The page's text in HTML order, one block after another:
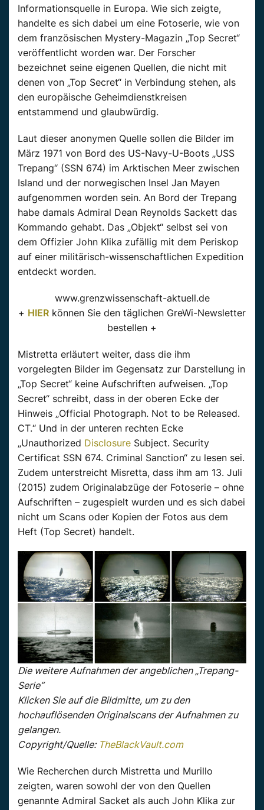
Informationsquelle in Europa. Wie sich zeigte,
handelte es sich dabei um eine Fotoserie, wie von
dem französischen Mystery-Magazin „Top Secret“
veröffentlicht worden war. Der Forscher
bezeichnet seine eigenen Quellen, die nicht mit
denen von „Top Secret“ in Verbindung stehen, als
den europäische Geheimdienstkreisen
entstammend und glaubwürdig.
Laut dieser anonymen Quelle sollen die Bilder im
März 1971 von Bord des US-Navy-U-Boots „USS
Trepang“ (SSN 674) im Arktischen Meer zwischen
Island und der norwegischen Insel Jan Mayen
aufgenommen worden sein. An Bord der Trepang
habe damals Admiral Dean Reynolds Sackett das
Kommando gehabt. Das „Objekt“ selbst sei von
dem Offizier John Klika zufällig mit dem Periskop
auf einer militärisch-wissenschaftlichen Expedition
entdeckt worden.
www.grenzwissenschaft-aktuell.de
+ HIER können Sie den täglichen GreWi-Newsletter
bestellen +
Mistretta erläutert weiter, dass die ihm
vorgelegten Bilder im Gegensatz zur Darstellung in
„Top Secret“ keine Aufschriften aufweisen. „Top
Secret“ schreibt, dass in der oberen Ecke der
Hinweis „Official Photograph. Not to be Released.
CT.“ Und in der unteren rechten Ecke
„Unauthorized Disclosure Subject. Security
Certificat SSN 674. Criminal Sanction“ zu lesen sei.
Zudem unterstreicht Misretta, dass ihm am 13. Juli
(2015) zudem Originalabzüge der Fotoserie – ohne
Aufschriften – zugespielt wurden und es sich dabei
nicht um Scans oder Kopien der Fotos aus dem
Heft (Top Secret) handelt.
Die weitere Aufnahmen der angeblichen „Trepang-
Serie“
Klicken Sie auf die Bildmitte, um zu den
hochauflösenden Originalscans der Aufnahmen zu
gelangen.
Copyright/Quelle: TheBlackVault.com
Wie Recherchen durch Mistretta und Murillo
zeigten, waren sowohl der von den Quellen
genannte Admiral Sacket als auch John Klika zur